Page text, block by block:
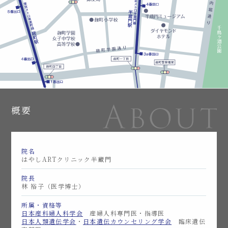
概要
院名
はやしARTクリニック半蔵門
院長
林 裕子（医学博士）
所属・資格等
日本産科婦人科学会 産婦人科専門医・指導医
日本人類遺伝学会 ・ 日本遺伝カウンセリング学会 臨床遺伝